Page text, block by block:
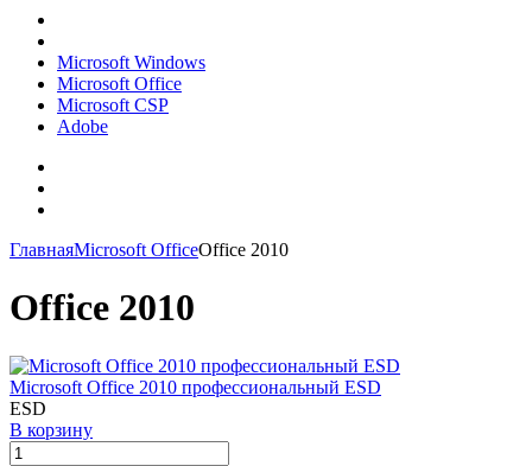
Microsoft Windows
Microsoft Office
Microsoft CSP
Adobe
ГлавнаяMicrosoft OfficeOffice 2010
Office 2010
Microsoft Office 2010 профессиональный ESD
ESD
В корзину